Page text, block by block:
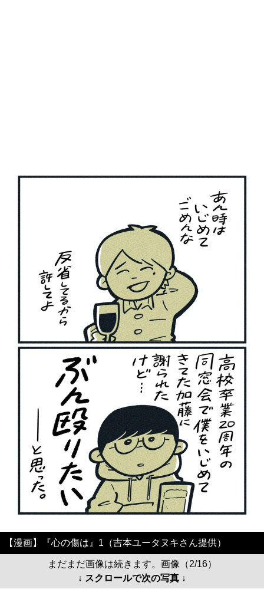
【漫画】『心の傷は』1（吉本ユータヌキさん提供）
まだまだ画像は続きます。画像（2/16）
↓ スクロールで次の写真 ↓